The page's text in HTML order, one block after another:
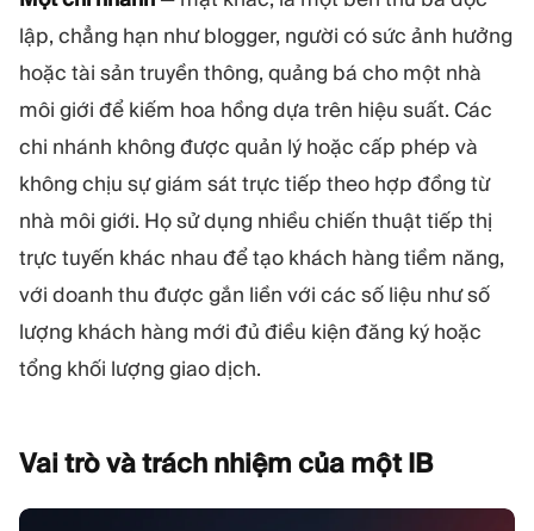
lập, chẳng hạn như blogger, người có sức ảnh hưởng
hoặc tài sản truyền thông, quảng bá cho một nhà
môi giới để kiếm hoa hồng dựa trên hiệu suất. Các
chi nhánh không được quản lý hoặc cấp phép và
không chịu sự giám sát trực tiếp theo hợp đồng từ
nhà môi giới. Họ sử dụng nhiều chiến thuật tiếp thị
trực tuyến khác nhau để tạo khách hàng tiềm năng,
với doanh thu được gắn liền với các số liệu như số
lượng khách hàng mới đủ điều kiện đăng ký hoặc
tổng khối lượng giao dịch.
Vai trò và trách nhiệm của mộtIB